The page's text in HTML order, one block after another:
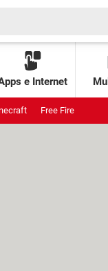
e Internet
Free Fire